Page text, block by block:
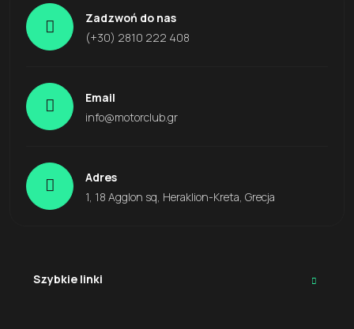
Zadzwoń do nas
(+30) 2810 222 408
Email
info@motorclub.gr
Adres
1, 18 Agglon sq, Heraklion-Kreta, Grecja
Szybkie linki